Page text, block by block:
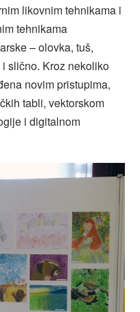
likovnim tehnikama i
tehnikama
– olovka, tuš,
slično. Kroz nekoliko
novim pristupima,
tabli, vektorskom
i digitalnom